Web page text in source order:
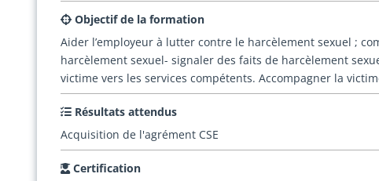
Objectif de la formation
Aider l’employeur à lutter contre le harcèlement sexuel ;
harcèlement sexuel- signaler des faits de harcèlement
victime vers les services compétents. Accompagner la
Résultats attendus
Acquisition de l'agrément CSE
Certification